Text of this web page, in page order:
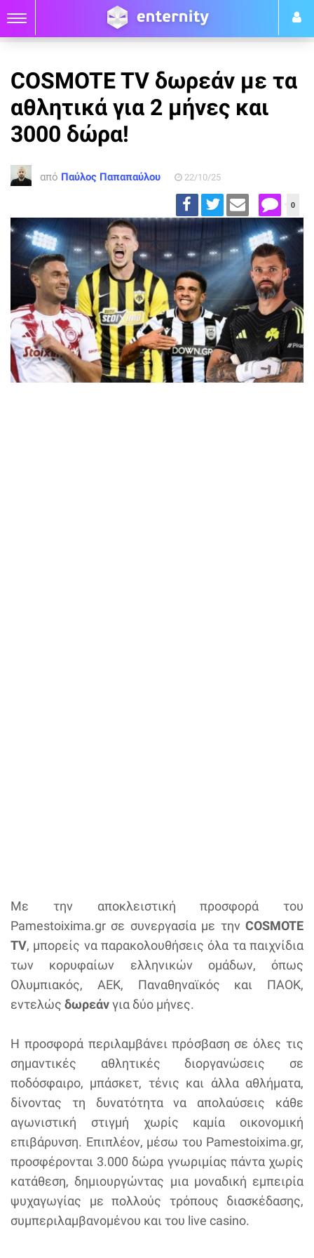
COSMOTE TV δωρεάν με τα
αθλητικά για 2 μήνες και
3000 δώρα!
από Παύλος Παπαπαύλου 22/10/25
0
Με την αποκλειστική προσφορά του
Pamestoixima.gr σε συνεργασία με την COSMOTE
TV, μπορείς να παρακολουθήσεις όλα τα παιχνίδια
των κορυφαίων ελληνικών ομάδων, όπως
Ολυμπιακός, ΑΕΚ, Παναθηναϊκός και ΠΑΟΚ,
εντελώς δωρεάνγια δύο μήνες.
Η προσφορά περιλαμβάνει πρόσβαση σε όλες τις
σημαντικές αθλητικές διοργανώσεις σε
ποδόσφαιρο, μπάσκετ, τένις και άλλα αθλήματα,
δίνοντας τη δυνατότητα να απολαύσεις κάθε
αγωνιστική στιγμή χωρίς καμία οικονομική
επιβάρυνση. Επιπλέον, μέσω του Pamestoixima.gr,
προσφέρονται 3.000 δώρα γνωριμίας πάντα χωρίς
κατάθεση, δημιουργώντας μια μοναδική εμπειρία
ψυχαγωγίας με πολλούς τρόπους διασκέδασης,
συμπεριλαμβανομένου και του live casino.